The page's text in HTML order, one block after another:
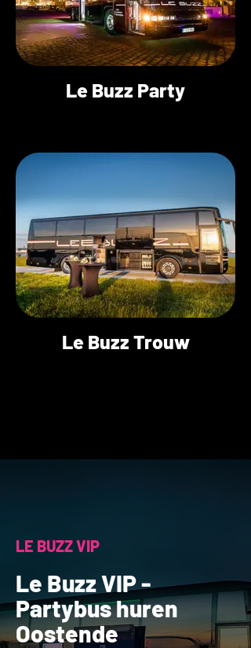
Le Buzz Party
Le Buzz Trouw
LE BUZZ VIP
Le Buzz VIP -
Partybus huren
Oostende